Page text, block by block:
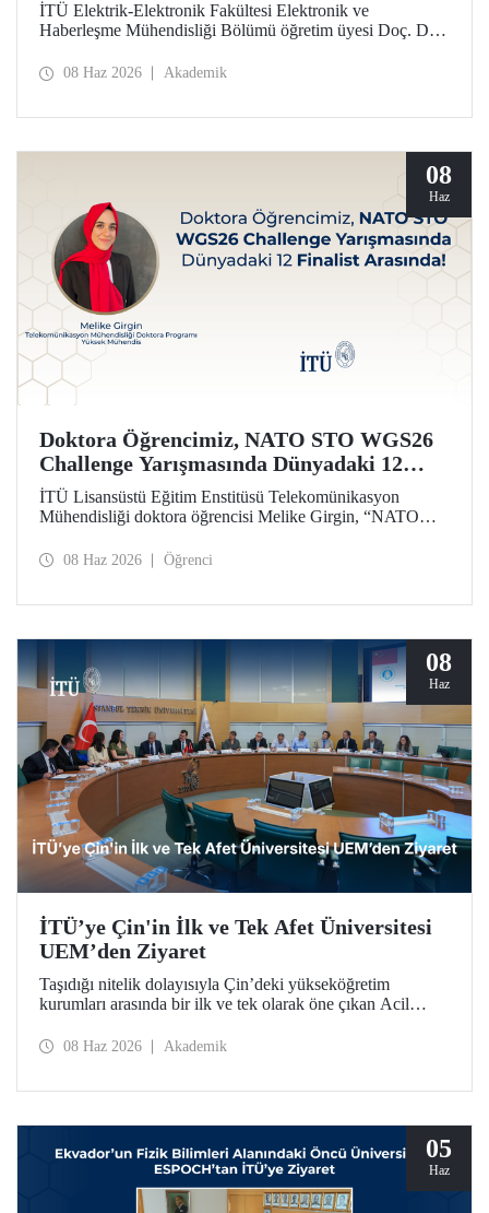
İTÜ Elektrik-Elektronik Fakültesi Elektronik ve
Haberleşme Mühendisliği Bölümü öğretim üyesi Doç. Dr.
“Editor of Distinction Awards” kapsamında iki ödüle layık
08 Haz 2026 Akademik
08
Haz
Doktora Öğrencimiz, NATO STO WGS26
Challenge Yarışmasında Dünyadaki 12
Finalist Arasında!
İTÜ Lisansüstü Eğitim Enstitüsü Telekomünikasyon
Mühendisliği doktora öğrencisi Melike Girgin, “NATO
Challenge” yarışmasında finalist olmaya hak kazandı.
08 Haz 2026 Öğrenci
08
Haz
İTÜ’ye Çin'in İlk ve Tek Afet Üniversitesi
UEM’den Ziyaret
Taşıdığı nitelik dolayısıyla Çin’deki yükseköğretim
kurumları arasında bir ilk ve tek olarak öne çıkan Acil
Management – UEM) heyeti, İTÜ’ye ziyarette bulundu.
08 Haz 2026 Akademik
05
Haz